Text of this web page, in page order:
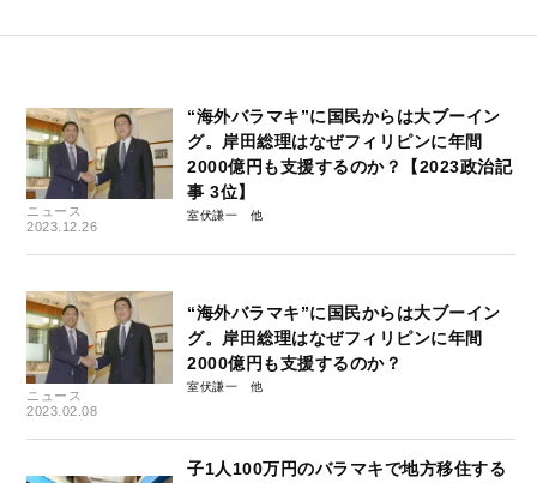
ニュース
2023.12.26
“海外バラマキ”に国民からは大ブーイン
グ。岸田総理はなぜフィリピンに年間
2000億円も支援するのか？【2023政治記
事 3位】
室伏謙一
ニュース
2023.02.08
“海外バラマキ”に国民からは大ブーイン
グ。岸田総理はなぜフィリピンに年間
2000億円も支援するのか？
室伏謙一
子1人100万円のバラマキで地方移住する